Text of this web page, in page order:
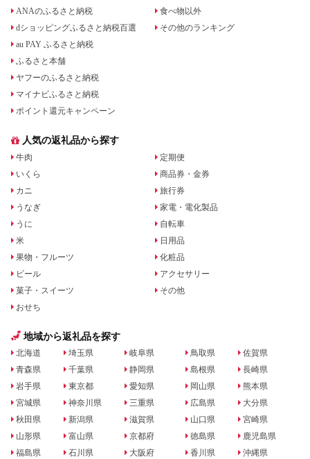
ANAのふるさと納税
dショッピングふるさと納税百選
au PAY ふるさと納税
ふるさと本舗
ヤフーのふるさと納税
マイナビふるさと納税
ポイント還元キャンペーン
食べ物以外
その他のランキング
人気の返礼品から探す
牛肉
いくら
カニ
うなぎ
うに
米
果物・フルーツ
ビール
菓子・スイーツ
おせち
定期便
商品券・金券
旅行券
家電・電化製品
自転車
日用品
化粧品
アクセサリー
その他
地域から返礼品を探す
北海道
青森県
岩手県
宮城県
秋田県
山形県
福島県
埼玉県
千葉県
東京都
神奈川県
新潟県
富山県
石川県
岐阜県
静岡県
愛知県
三重県
滋賀県
京都府
大阪府
鳥取県
島根県
岡山県
広島県
山口県
徳島県
香川県
佐賀県
長崎県
熊本県
大分県
宮崎県
鹿児島県
沖縄県